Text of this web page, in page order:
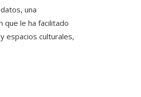
una
que le ha facilitado
espacios culturales,